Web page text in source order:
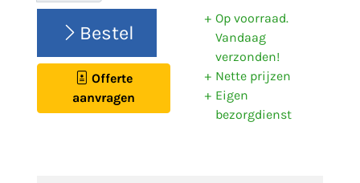
Bestel
Offerte
aanvragen
Op voorraad.
Vandaag
verzonden!
Nette prijzen
Eigen
bezorgdienst